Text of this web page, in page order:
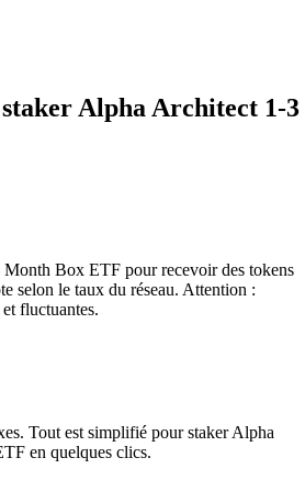
Alpha Architect 1-3
Box ETF pour recevoir des tokens
selon le taux du réseau. Attention :
fluctuantes.
Tout est simplifié pour staker Alpha
en quelques clics.